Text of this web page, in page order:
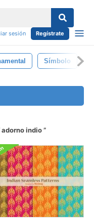
sesión Regístrate
Símbolo
adorno indio